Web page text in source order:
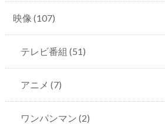
映像 (107)
テレビ番組 (51)
アニメ (7)
ワンパンマン (2)